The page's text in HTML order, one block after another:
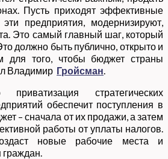
Пусть приходят эффективные
эти предприятия, модернизируют,
Это самый главный шаг, который
должно быть публично, открыто и
для того, чтобы бюджет страны
Владимир Гройсман.
стратегических
обеспечит поступления в
– сначала от их продажи, а затем
работы от уплаты налогов.
новые рабочие места и
граждан.